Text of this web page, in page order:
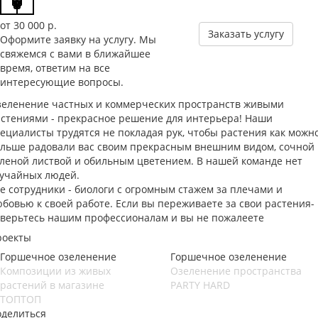
от 30 000 р.
Оформите заявку на услугу. Мы
свяжемся с вами в ближайшее
время, ответим на все
интересующие вопросы.
Заказать услугу
частных и коммерческих пространств живыми
- прекрасное решение для интерьера! Наши
трудятся не покладая рук, чтобы растения как
радовали вас своим прекрасным внешним видом, сочной
листвой и обильным цветением. В нашей команде нет
людей.
сотрудники - биологи с огромным стажем за плечами и
к своей работе. Если вы переживаете за свои растения-
нашим профессионалам и вы не пожалеете
Горшечное озеленение
Композиции из живых
растений в магазине
ТОПТОП
Горшечное озеленение
Озеленение пространства
PARTY HARD